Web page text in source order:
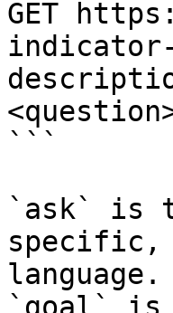
GET
```
`ask` is
specific,
language.